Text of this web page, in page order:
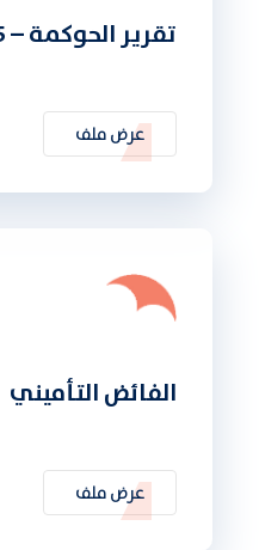
تقرير الحوكمة – 2025
عرض ملف
الفائض التأميني
عرض ملف